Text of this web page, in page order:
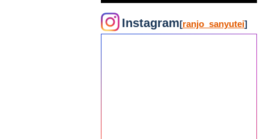
Instagram[ranjo_sanyutei]